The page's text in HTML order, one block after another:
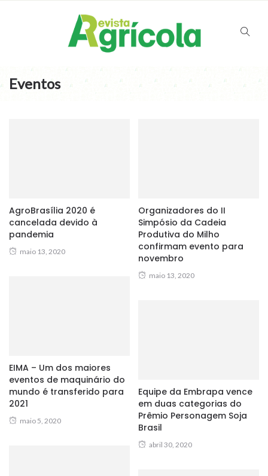
Eventos
AgroBrasília 2020 é
cancelada devido à
pandemia
maio 13, 2020
Organizadores do II
Simpósio da Cadeia
Produtiva do Milho
confirmam evento para
novembro
maio 13, 2020
EIMA – Um dos maiores
eventos de maquinário do
mundo é transferido para
2021
maio 5, 2020
Equipe da Embrapa vence
em duas categorias do
Prêmio Personagem Soja
Brasil
abril 30, 2020